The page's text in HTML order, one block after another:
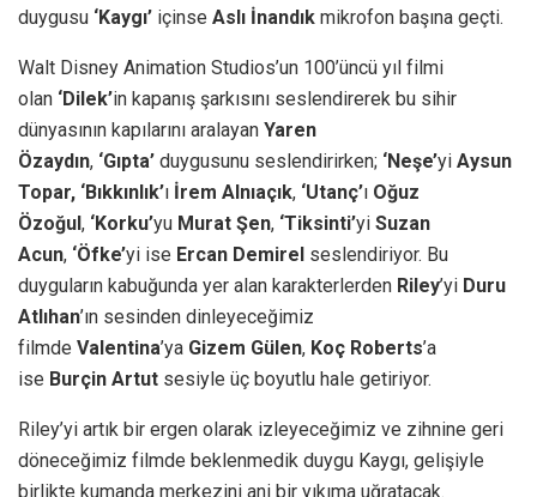
duygusu ‘Kaygı’ içinse Aslı İnandık mikrofon başına geçti.
Walt Disney Animation Studios’un 100’üncü yıl filmi
olan ‘Dilek’in kapanış şarkısını seslendirerek bu sihir
dünyasının kapılarını aralayan Yaren
Özaydın, ‘Gıpta’ duygusunu seslendirirken; ‘Neşe’yi Aysun
Topar, ‘Bıkkınlık’ı İrem Alnıaçık, ‘Utanç’ı Oğuz
Özoğul, ‘Korku’yu Murat Şen, ‘Tiksinti’yi Suzan
Acun, ‘Öfke’yi ise Ercan Demirel seslendiriyor. Bu
duyguların kabuğunda yer alan karakterlerden Riley’yi Duru
Atlıhan’ın sesinden dinleyeceğimiz
filmde Valentina’ya Gizem Gülen, Koç Roberts’a
ise Burçin Artut sesiyle üç boyutlu hale getiriyor.
Riley’yi artık bir ergen olarak izleyeceğimiz ve zihnine geri
döneceğimiz filmde beklenmedik duygu Kaygı, gelişiyle
birlikte kumanda merkezini ani bir yıkıma uğratacak.